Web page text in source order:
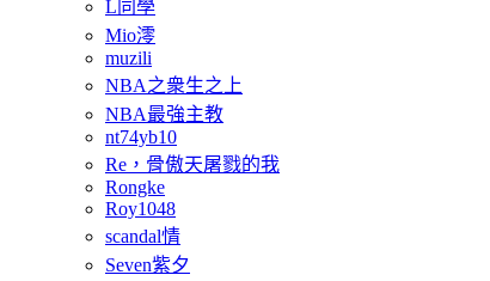
L同學
Mio澪
muzili
NBA之衆生之上
NBA最強主教
nt74yb10
Re，骨傲天屠戮的我
Rongke
Roy1048
scandal情
Seven紫夕